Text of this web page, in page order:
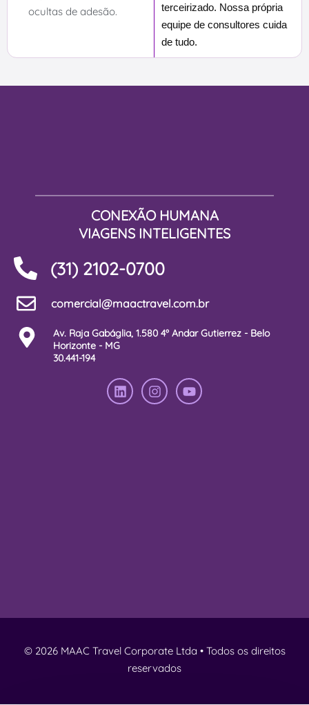
ocultas de adesão.
terceirizado. Nossa própria
equipe de consultores cuida
de tudo.
CONEXÃO HUMANA
VIAGENS INTELIGENTES
(31) 2102-0700
comercial@maactravel.com.br
Av. Raja Gabáglia, 1.580 4º Andar Gutierrez - Belo
Horizonte - MG
30.441-194
© 2026 MAAC Travel Corporate Ltda • Todos os direitos
reservados